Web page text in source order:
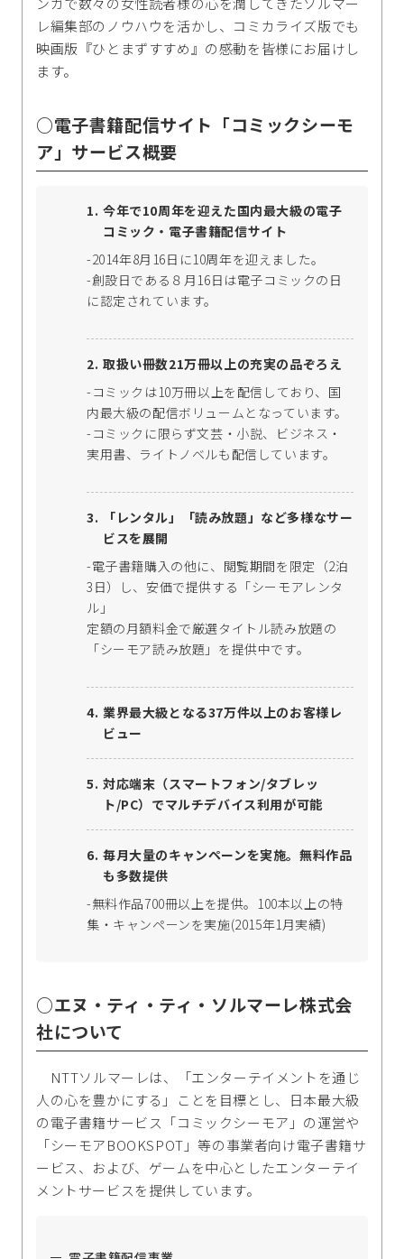
レ編集部のノウハウを活かし、コミカライズ版でも
映画版『ひとまずすすめ』の感動を皆様にお届けし
ます。
○電子書籍配信サイト「コミックシーモ
ア」サービス概要
今年で10周年を迎えた国内最大級の電子
コミック・電子書籍配信サイト
-2014年8月16日に10周年を迎えました。
-創設日である８月16日は電子コミックの日
に認定されています。
取扱い冊数21万冊以上の充実の品ぞろえ
-コミックは10万冊以上を配信しており、国
内最大級の配信ボリュームとなっています。
-コミックに限らず文芸・小説、ビジネス・
実用書、ライトノベルも配信しています。
「レンタル」「読み放題」など多様なサー
ビスを展開
-電子書籍購入の他に、閲覧期間を限定（2泊
3日）し、安価で提供する「シーモアレンタ
ル」
定額の月額料金で厳選タイトル読み放題の
「シーモア読み放題」を提供中です。
業界最大級となる37万件以上のお客様レ
ビュー
対応端末（スマートフォン/タブレッ
ト/PC）でマルチデバイス利用が可能
毎月大量のキャンペーンを実施。無料作品
も多数提供
-無料作品700冊以上を提供。100本以上の特
集・キャンペーンを実施(2015年1月実績)
○エヌ・ティ・ティ・ソルマーレ株式会
社について
NTTソルマーレは、「エンターテイメントを通じ
人の心を豊かにする」ことを目標とし、日本最大級
の電子書籍サービス「コミックシーモア」の運営や
「シーモアBOOKSPOT」等の事業者向け電子書籍サ
ービス、および、ゲームを中心としたエンターテイ
メントサービスを提供しています。